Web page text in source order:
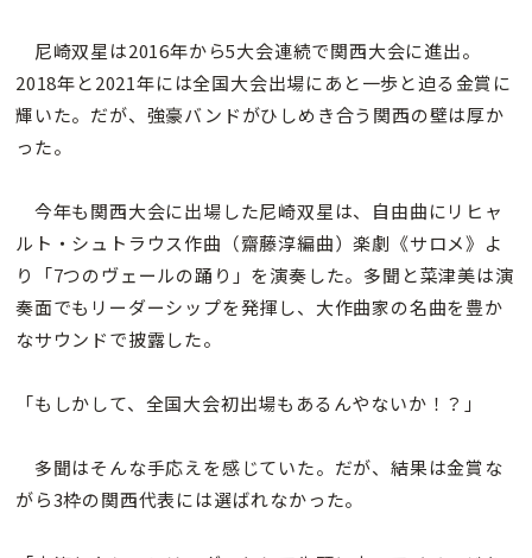
尼崎双星は2016年から5大会連続で関西大会に進出。
2018年と2021年には全国大会出場にあと一歩と迫る金賞に
輝いた。だが、強豪バンドがひしめき合う関西の壁は厚か
った。
今年も関西大会に出場した尼崎双星は、自由曲にリヒャ
ルト・シュトラウス作曲（齋藤淳編曲）楽劇《サロメ》よ
り「7つのヴェールの踊り」を演奏した。多聞と菜津美は演
奏面でもリーダーシップを発揮し、大作曲家の名曲を豊か
なサウンドで披露した。
「もしかして、全国大会初出場もあるんやないか！？」
多聞はそんな手応えを感じていた。だが、結果は金賞な
がら3枠の関西代表には選ばれなかった。